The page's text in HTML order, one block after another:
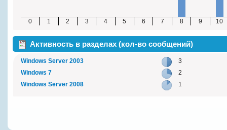
0 1 2 3 4 5 6 7 8 9 10
Активность в разделах (кол-во сообщений)
Windows Server 2003
3
Windows 7
2
Windows Server 2008
1